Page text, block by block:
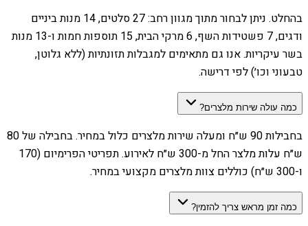
בהחלט. ניתן לבחור מתוך מגוון רחב: 27 סלטים, 14 מנות ביניים
ודגים, 7 פשטידות השף, 6 מרקי הבית, 15 תוספות חמות ו-13 מנות
בשר עיקריות. אנו גם מתאימים למגבלות תזונתיות (ללא גלוטן,
טבעוני וכו׳) לפי דרישה.
כמה עולה שירות מלצרים?
בחבילות 90 ש״ח ומעלה שירות מלצרים כלול במחיר. בחבילה של 80
ש״ח עלות מלצר החל מ-300 ש״ח לאירוע. תפריטי הפרימיום (170
ו-300 ש״ח) כוללים צוות מלצרים מקצועי במחיר.
כמה זמן מראש צריך להזמין?